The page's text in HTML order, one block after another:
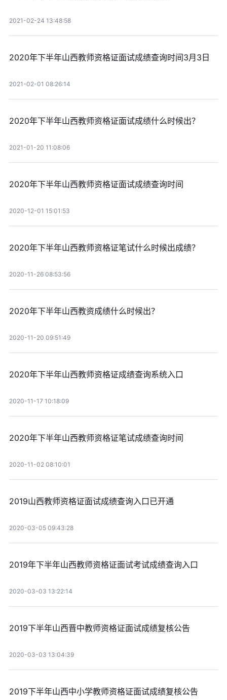
2021-02-24 13:48:58
2020年下半年山西教师资格证面试成绩查询时间3月3日
2021-02-01 08:26:14
2020年下半年山西教师资格证面试成绩什么时候出？
2021-01-20 11:08:06
2020年下半年山西教师资格证面试成绩查询时间
2020-12-01 15:01:53
2020年下半年山西教师资格证笔试什么时候出成绩？
2020-11-26 08:53:56
2020年下半年山西教资成绩什么时候出？
2020-11-20 09:51:49
2020年下半年山西教师资格证成绩查询系统入口
2020-11-17 10:18:09
2020年下半年山西教师资格证笔试成绩查询时间
2020-11-02 08:10:01
2019山西教师资格证面试成绩查询入口已开通
2020-03-05 09:43:28
2019年下半年山西教师资格证面试考试成绩查询入口
2020-03-03 13:22:14
2019下半年山西晋中教师资格证面试成绩复核公告
2020-03-03 13:04:39
2019下半年山西中小学教师资格证面试成绩复核公告